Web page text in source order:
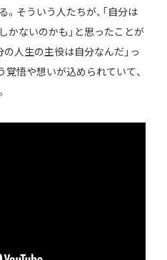
そういう人たちが、「自分は
かないのかも」と思ったことが
の人生の主役は自分なんだ」っ
悟や想いが込められていて、